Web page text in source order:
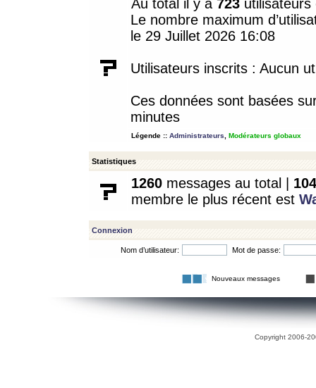
Au total il y a 723
Le nombre maximum
le 29 Juillet 2026 16:08
Utilisateurs inscrits : Aucun
Ces données sont basées
minutes
Légende :: Administrateurs Modérateurs globaux
Statistiques
1260 messages au total | 104
membre le plus récent est
Connexion
Nom d’utilisateur: Mot de passe:
Nouveaux messages
Copyright 2006-